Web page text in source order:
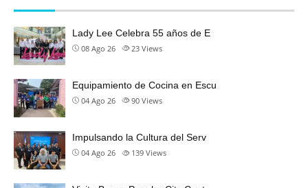
Lady Lee Celebra 55 años de E
08 Ago 26 23 Views
Equipamiento de Cocina en Escu
04 Ago 26 90 Views
Impulsando la Cultura del Serv
04 Ago 26 139 Views